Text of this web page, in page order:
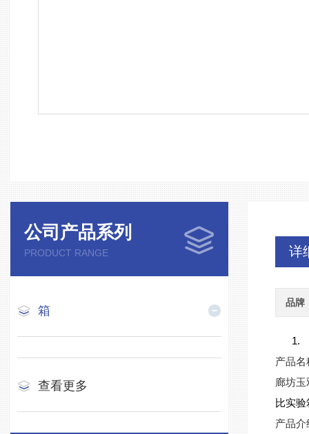
公司产品系列
PRODUCT RANGE
箱
查看更多
详
品牌
1.
产品名
廊坊
比实
产品